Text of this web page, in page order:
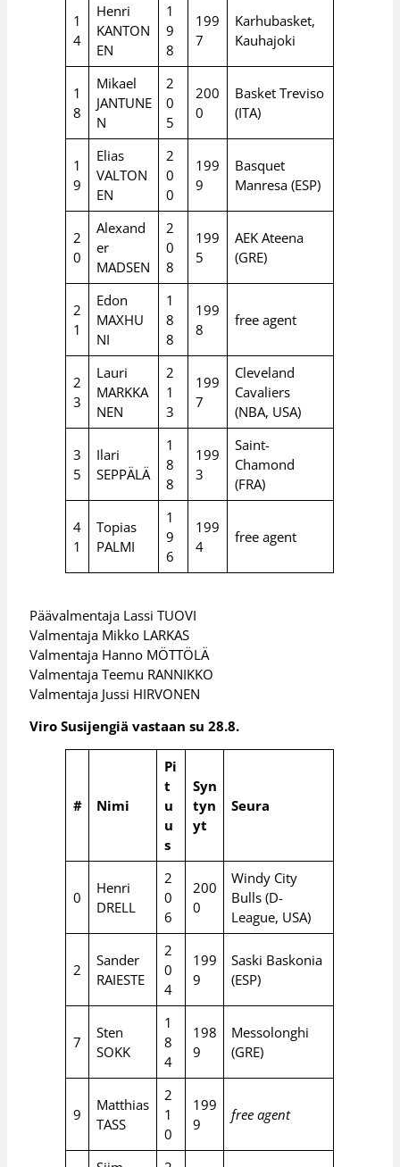
1
4
Henri
KANTON
EN
1
9
8
199
7
Karhubasket,
Kauhajoki
1
8
Mikael
JANTUNE
N
2
0
5
200
0
Basket Treviso
(ITA)
1
9
Elias
VALTON
EN
2
0
0
199
9
Basquet
Manresa (ESP)
2
0
Alexand
er
MADSEN
2
0
8
199
5
AEK Ateena
(GRE)
2
1
Edon
MAXHU
NI
1
8
8
199
8
free agent
2
3
Lauri
MARKKA
NEN
2
1
3
199
7
Cleveland
Cavaliers
(NBA, USA)
3
5
Ilari
SEPPÄLÄ
1
8
8
199
3
Saint-
Chamond
(FRA)
4
1
Topias
PALMI
1
9
6
199
4
free agent
Päävalmentaja Lassi TUOVI
Valmentaja Mikko LARKAS
Valmentaja Hanno MÖTTÖLÄ
Valmentaja Teemu RANNIKKO
Valmentaja Jussi HIRVONEN
Viro Susijengiä vastaan su 28.8.
# Nimi
Pi
t
u
u
s
Syn
tyn
yt
Seura
0
Henri
DRELL
2
0
6
200
0
Windy City
Bulls (D-
League, USA)
2
Sander
RAIESTE
2
0
4
199
9
Saski Baskonia
(ESP)
7
Sten
SOKK
1
8
4
198
9
Messolonghi
(GRE)
9
Matthias
TASS
2
1
0
199
9
free agent